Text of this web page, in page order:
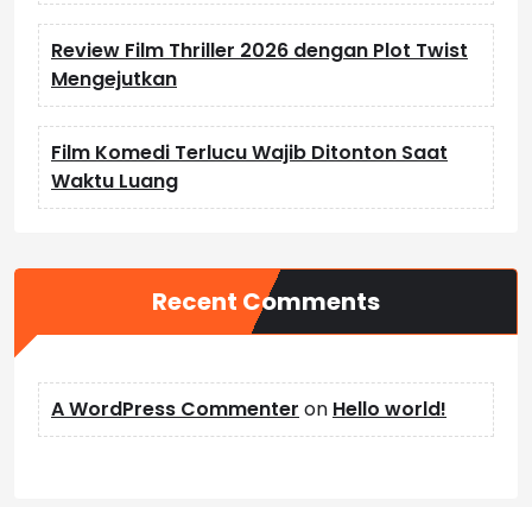
Review Film Thriller 2026 dengan Plot Twist
Mengejutkan
Film Komedi Terlucu Wajib Ditonton Saat
Waktu Luang
Recent Comments
A WordPress Commenter on Hello world!